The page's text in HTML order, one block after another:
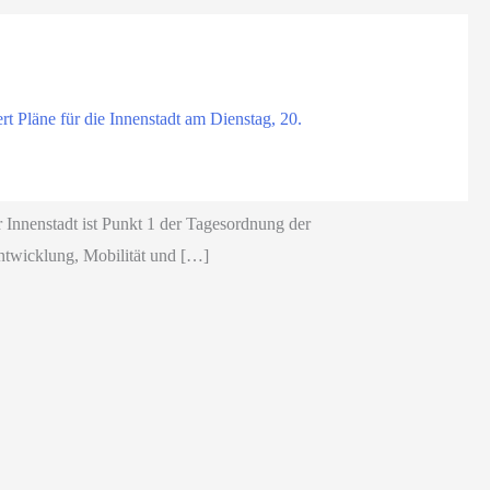
Pläne für die Innenstadt am Dienstag, 20.
ist Punkt 1 der Tagesordnung der
Mobilität und […]